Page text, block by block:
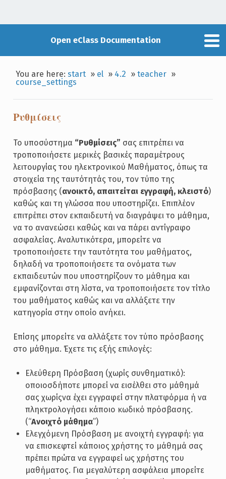
Open eClass Documentation
You are here:start » el » 4.2 »teacher »
course_settings
Ρυθμίσεις
Το υποσύστημα “Ρυθμίσεις” σας επιτρέπει να
τροποποιήσετε μερικές βασικές παραμέτρους
λειτουργίας του ηλεκτρονικού Μαθήματος, όπως τα
στοιχεία της ταυτότητάς του, τον τύπο της
πρόσβασης (ανοικτό, απαιτείται εγγραφή, κλειστό)
καθώς και τη γλώσσα που υποστηρίζει. Επιπλέον
επιτρέπει στον εκπαιδευτή να διαγράψει το μάθημα,
να το ανανεώσει καθώς και να πάρει αντίγραφο
ασφαλείας. Αναλυτικότερα, μπορείτε να
τροποποιήσετε την ταυτότητα του μαθήματος,
δηλαδή να τροποποιήσετε τα ονόματα των
εκπαιδευτών που υποστηρίζουν το μάθημα και
εμφανίζονται στη λίστα, να τροποποιήσετε τον τίτλο
του μαθήματος καθώς και να αλλάξετε την
κατηγορία στην οποίο ανήκει.
Επίσης μπορείτε να αλλάξετε τον τύπο πρόσβασης
στο μάθημα. Έχετε τις εξής επιλογές:
Ελεύθερη Πρόσβαση (χωρίς συνθηματικό):
οποιοσδήποτε μπορεί να εισέλθει στο μάθημά
σας χωρίςνα έχει εγγραφεί στην πλατφόρμα ή να
πληκτρολογήσει κάποιο κωδικό πρόσβασης.
(“Ανοιχτό μάθημα”)
Ελεγχόμενη Πρόσβαση με ανοιχτή εγγραφή: για
να επισκεφτεί κάποιος χρήστης το μάθημά σας
πρέπει πρώτα να εγγραφεί ως χρήστης του
μαθήματος. Για μεγαλύτερη ασφάλεια μπορείτε